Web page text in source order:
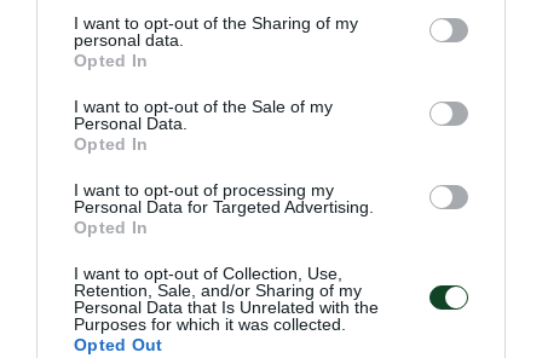
not limited to your visit or usage behaviour. You may click to
grant or deny consent to Google and its third-party tags to
use your data for below specified purposes in below Google
consent section.
I want to opt-out of the Sharing of my
personal data.
Opted In
I want to opt-out of the Sale of my
Personal Data.
Opted In
I want to opt-out of processing my
Personal Data for Targeted Advertising.
Opted In
I want to opt-out of Collection, Use,
Retention, Sale, and/or Sharing of my
Personal Data that Is Unrelated with the
Purposes for which it was collected.
Opted Out
Σαν σήμερα το 2017-Δεύτερη
στην Ευρώπη η Σαλπιγγίδου
Η αρσιβαρίστρια του Παναθηναϊκού, Άννα Σαλπιγγίδου,
συμμετείχε με τα “γαλανόλευκα” στο Ευρωπαϊκό
Πρωτάθλημα Κ15-Κ17, που διεξήχθη στη Πρίστινα και
κατέκτησε την δεύτερη θέση στην κατηγορία των 75 κιλών
29.09.2025 ΑΚΑΔΗΜΙΑ ΑΡΣΗ ΒΑΡΩΝ